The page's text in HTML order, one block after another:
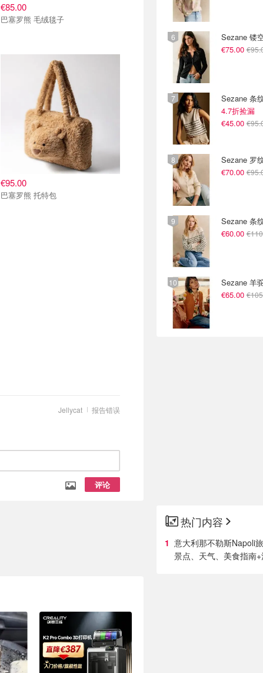
€85.00
巴塞罗熊 毛绒毯子
€95.00
巴塞罗熊 托特包
报告错误
Jellycat
评论
Sezane 镂
€75.00
Sezane 条
4.7折捡漏
€45.00
Sezane 罗
€70.00
Sezane 条
€60.00
Sezane 羊
€65.00
热门内容
意大利那不勒斯Napoli
景点、天气、美食指南